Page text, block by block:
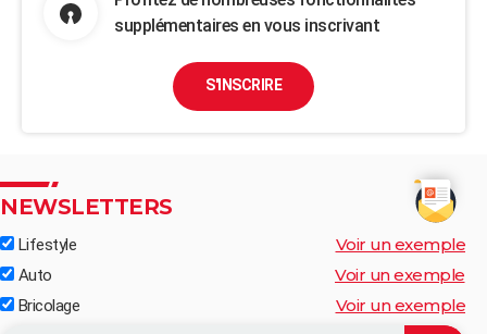
supplémentaires en vous inscrivant
S'INSCRIRE
NEWSLETTERS
Lifestyle Voir un exemple
Auto Voir un exemple
Bricolage Voir un exemple